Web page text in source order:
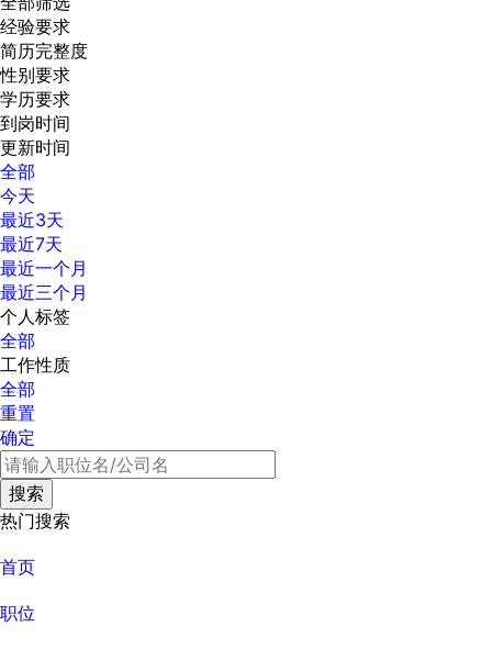
经验要求
简历完整度
性别要求
学历要求
到岗时间
更新时间
全部
今天
最近3天
最近7天
最近一个月
最近三个月
个人标签
全部
工作性质
全部
重置
确定
热门搜索
首页
职位